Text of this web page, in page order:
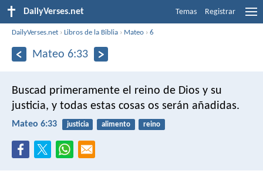
DailyVerses.net Temas Registrar
DailyVerses.net ›Libros de la Biblia › Mateo ›6
Mateo 6:33
Buscad primeramente el reino de Dios y su
justicia, y todas estas cosas os serán añadidas.
Mateo 6:33 justicia alimento reino